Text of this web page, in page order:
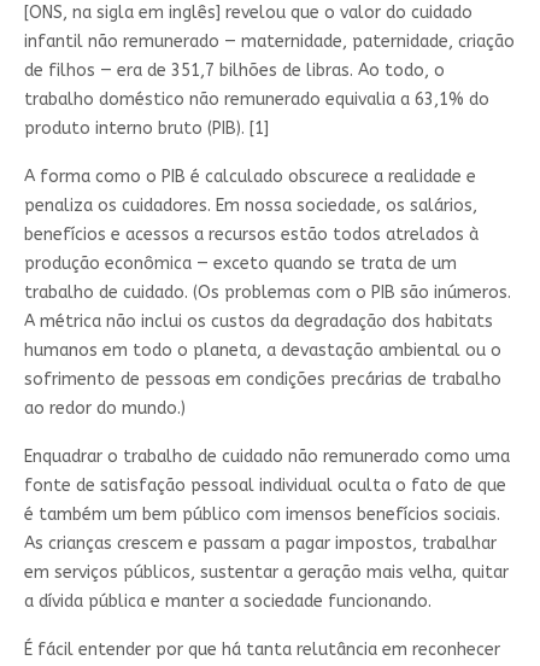
[ONS, na sigla em inglês] revelou que o valor do cuidado
infantil não remunerado — maternidade, paternidade, criação
de filhos — era de 351,7 bilhões de libras. Ao todo, o
trabalho doméstico não remunerado equivalia a 63,1% do
produto interno bruto (PIB). [1]
A forma como o PIB é calculado obscurece a realidade e
penaliza os cuidadores. Em nossa sociedade, os salários,
benefícios e acessos a recursos estão todos atrelados à
produção econômica — exceto quando se trata de um
trabalho de cuidado. (Os problemas com o PIB são inúmeros.
A métrica não inclui os custos da degradação dos habitats
humanos em todo o planeta, a devastação ambiental ou o
sofrimento de pessoas em condições precárias de trabalho
ao redor do mundo.)
Enquadrar o trabalho de cuidado não remunerado como uma
fonte de satisfação pessoal individual oculta o fato de que
é também um bem público com imensos benefícios sociais.
As crianças crescem e passam a pagar impostos, trabalhar
em serviços públicos, sustentar a geração mais velha, quitar
a dívida pública e manter a sociedade funcionando.
É fácil entender por que há tanta relutância em reconhecer